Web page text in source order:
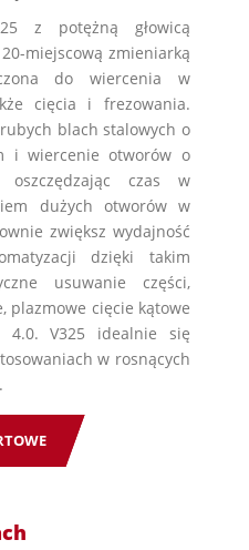
z potężną głowicą
miejscową zmieniarką
do wiercenia w
cięcia i frezowania.
blach stalowych o
i wiercenie otworów o
czas w
dużych otworów w
zwiększ wydajność
dzięki takim
usuwanie części,
plazmowe cięcie kątowe
4.0. V325 idealnie się
w rosnących